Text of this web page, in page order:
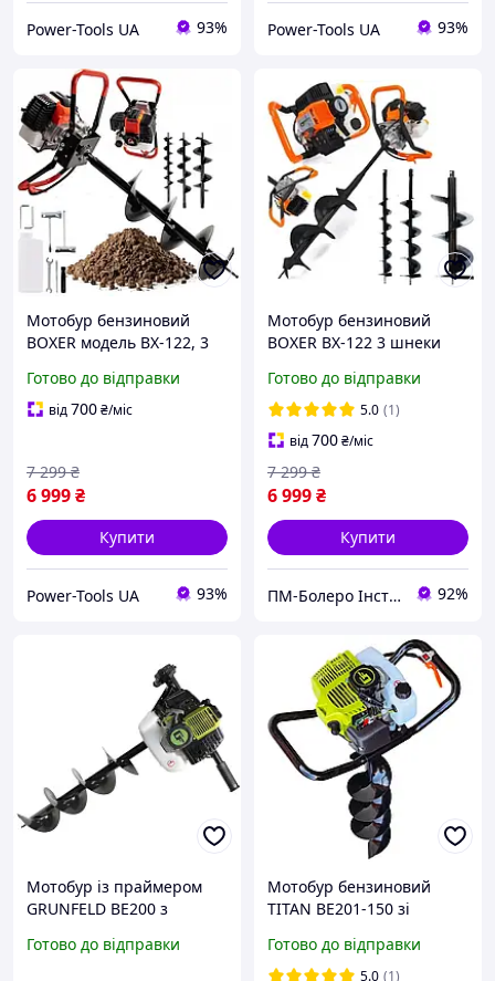
Power-Tools UA 93% Power-Tools UA 93%
Мотобур бензиновий
BOXER модель BX-122, 3
Готово до відправки
від700₴/міс
6 999₴
7 299 ₴
Купити
Power-Tools UA 93%
Мотобур бензиновий
BOXER BX-122 3 шнеки
Готово до відправки
5.0 (1)
від700₴/міс
6 999₴
7 299 ₴
Купити
ПМ-Болеро Інструмент 92%
Мотобур із праймером
GRUNFELD BE200 з
встановлення 300-мм
Готово до відправки
Мотобур бензиновий
TITAN BE201-150 зі
Готово до відправки
5.0 (1)